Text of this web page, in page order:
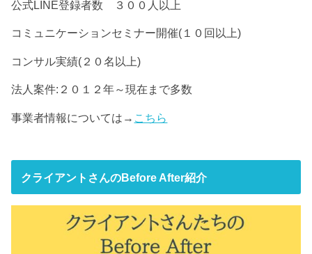
公式LINE登録者数 ３００人以上
コミュニケーションセミナー開催(１０回以上)
コンサル実績(２０名以上)
法人案件:２０１２年～現在まで多数
事業者情報については→ こちら
クライアントさんのBefore After紹介